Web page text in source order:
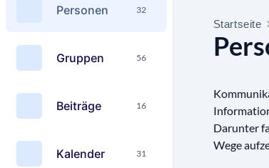
Personen 32
Gruppen 56
Beiträge 16
Kalender 31
Startseite
Darunter
Wege